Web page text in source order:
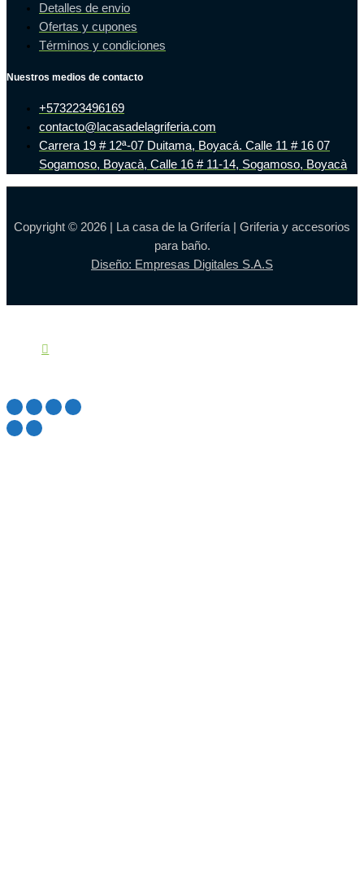
Detalles de envio
Ofertas y cupones
Términos y condiciones
Nuestros medios de contacto
+573223496169
contacto@lacasadelagriferia.com
Carrera 19 # 12ª-07 Duitama, Boyacá. Calle 11 # 16 07
Sogamoso, Boyacà, Calle 16 # 11-14, Sogamoso, Boyacà
Copyright © 2026 | La casa de la Grifería | Griferia y accesorios
para baño.
Diseño: Empresas Digitales S.A.S